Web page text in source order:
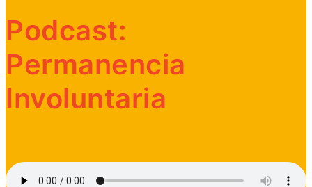
Podcast:
Permanencia
Involuntaria